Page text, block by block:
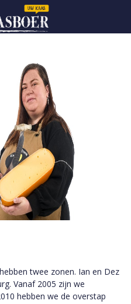
twee zonen. Ian en Dez
Vanaf 2005 zijn we
hebben we de overstap